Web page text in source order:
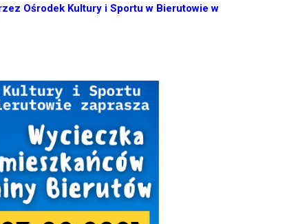
Ośrodek Kultury i Sportu w Bierutowie w